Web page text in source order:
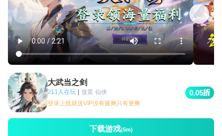
大武当之剑
211人在玩 | 放置·仙侠
登录上线就送VIP没有最爽只有更爽
0.05
下载游戏(5m)